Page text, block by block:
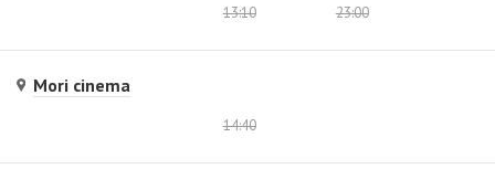
13:10 23:00
Mori cinema
14:40